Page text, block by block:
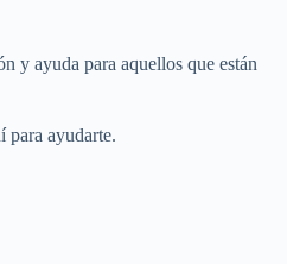
y ayuda para aquellos que están
para ayudarte.